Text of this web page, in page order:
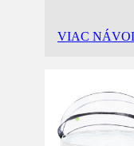
VIAC